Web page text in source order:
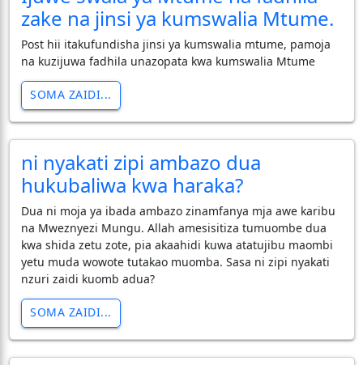
zake na jinsi ya kumswalia Mtume.
Post hii itakufundisha jinsi ya kumswalia mtume, pamoja
na kuzijuwa fadhila unazopata kwa kumswalia Mtume
SOMA ZAIDI...
ni nyakati zipi ambazo dua
hukubaliwa kwa haraka?
Dua ni moja ya ibada ambazo zinamfanya mja awe karibu
na Mweznyezi Mungu. Allah amesisitiza tumuombe dua
kwa shida zetu zote, pia akaahidi kuwa atatujibu maombi
yetu muda wowote tutakao muomba. Sasa ni zipi nyakati
nzuri zaidi kuomb adua?
SOMA ZAIDI...